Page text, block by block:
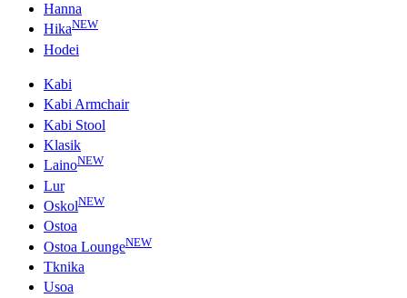
Hanna
HikaNEW
Hodei
Kabi
Kabi Armchair
Kabi Stool
Klasik
LainoNEW
Lur
OskolNEW
Ostoa
Ostoa LoungeNEW
Tknika
Usoa